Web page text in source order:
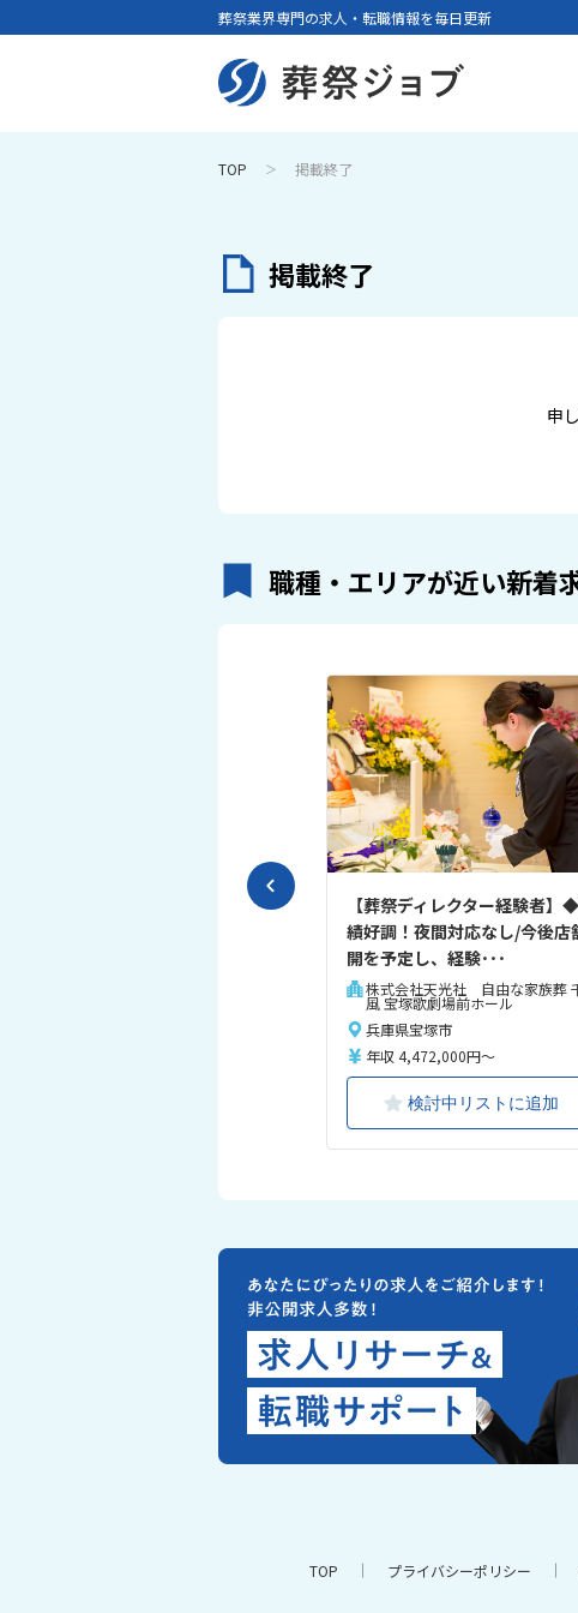
葬祭業界専門の求人・転職情報を毎日更新
TOP 掲載終了
掲載終了
申
職種・エリアが近い新着
【葬祭ディレクター経験者】
績好調！夜間対応なし/今後店
開を予定し、経験･･･
株式会社天光社 自由な家族葬
風 宝塚歌劇場前ホール
兵庫県宝塚市
年収 4,472,000円～
検討中リストに追加
TOP プライバシーポリシー